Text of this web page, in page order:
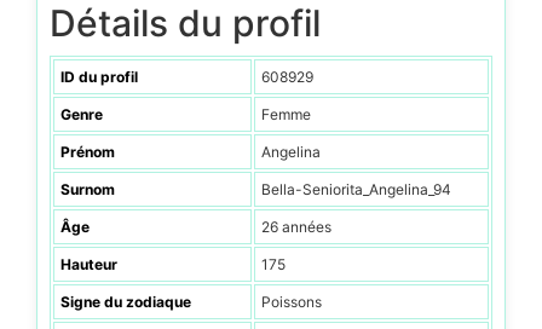
Détails du profil
ID du profil 608929
Genre Femme
Prénom Angelina
Surnom Bella-Seniorita_Angelina_94
Âge 26 années
Hauteur 175
Signe du zodiaque Poissons